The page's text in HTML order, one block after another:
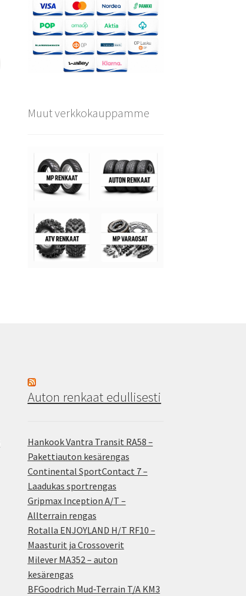
Muut verkkokauppamme
Auton renkaat edullisesti
Hankook Vantra Transit RA58 –
Pakettiauton kesärengas
Continental SportContact 7 –
Laadukas sportrengas
Gripmax Inception A/T –
Allterrain rengas
Rotalla ENJOYLAND H/T RF10 –
Maasturit ja Crossoverit
Milever MA352 – auton
kesärengas
BFGoodrich Mud-Terrain T/A KM3